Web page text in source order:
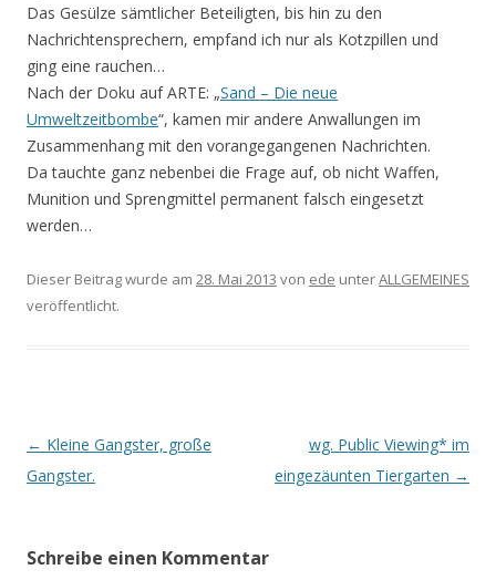
Das Gesülze sämtlicher Beteiligten, bis hin zu den
Nachrichtensprechern, empfand ich nur als Kotzpillen und
ging eine rauchen…
Nach der Doku auf ARTE: „Sand – Die neue
Umweltzeitbombe“, kamen mir andere Anwallungen im
Zusammenhang mit den vorangegangenen Nachrichten.
Da tauchte ganz nebenbei die Frage auf, ob nicht Waffen,
Munition und Sprengmittel permanent falsch eingesetzt
werden…
Dieser Beitrag wurde am 28. Mai 2013 von ede unterALLGEMEINES
veröffentlicht.
Beitrags-
Navigation
← Kleine Gangster, große
Gangster.
wg. Public Viewing* im
eingezäunten Tiergarten →
Schreibe einen Kommentar